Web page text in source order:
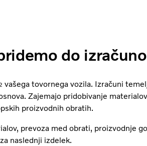
do
vašega tovornega vozila. Izračuni
Zajemajo pridobivanje
proizvodnih obratih.
prevoza med obrati, proizvodnje
naslednji izdelek.